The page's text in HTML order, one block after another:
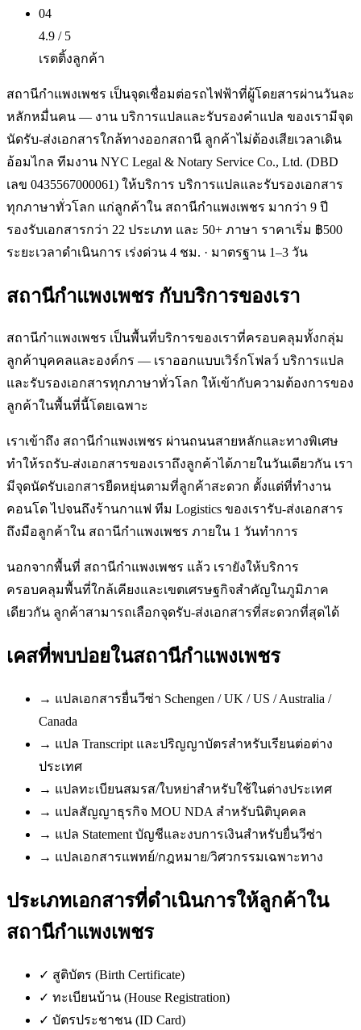
04
4.9 / 5
เรตติ้งลูกค้า
สถานีกำแพงเพชร เป็นจุดเชื่อมต่อรถไฟฟ้าที่ผู้โดยสารผ่านวันละ
หลักหมื่นคน — งาน บริการแปลและรับรองคำแปล ของเรามีจุด
นัดรับ-ส่งเอกสารใกล้ทางออกสถานี ลูกค้าไม่ต้องเสียเวลาเดิน
อ้อมไกล ทีมงาน NYC Legal & Notary Service Co., Ltd. (DBD
เลข 0435567000061) ให้บริการ บริการแปลและรับรองเอกสาร
ทุกภาษาทั่วโลก แก่ลูกค้าใน สถานีกำแพงเพชร มากว่า 9 ปี
รองรับเอกสารกว่า 22 ประเภท และ 50+ ภาษา ราคาเริ่ม ฿500
ระยะเวลาดำเนินการ เร่งด่วน 4 ชม. · มาตรฐาน 1–3 วัน
สถานีกำแพงเพชรกับบริการของเรา
สถานีกำแพงเพชร เป็นพื้นที่บริการของเราที่ครอบคลุมทั้งกลุ่ม
ลูกค้าบุคคลและองค์กร — เราออกแบบเวิร์กโฟลว์ บริการแปล
และรับรองเอกสารทุกภาษาทั่วโลก ให้เข้ากับความต้องการของ
ลูกค้าในพื้นที่นี้โดยเฉพาะ
เราเข้าถึง สถานีกำแพงเพชร ผ่านถนนสายหลักและทางพิเศษ
ทำให้รถรับ-ส่งเอกสารของเราถึงลูกค้าได้ภายในวันเดียวกัน เรา
มีจุดนัดรับเอกสารยืดหยุ่นตามที่ลูกค้าสะดวก ตั้งแต่ที่ทำงาน
คอนโด ไปจนถึงร้านกาแฟ ทีม Logistics ของเรารับ-ส่งเอกสาร
ถึงมือลูกค้าใน สถานีกำแพงเพชร ภายใน 1 วันทำการ
นอกจากพื้นที่ สถานีกำแพงเพชร แล้ว เรายังให้บริการ
ครอบคลุมพื้นที่ใกล้เคียงและเขตเศรษฐกิจสำคัญในภูมิภาค
เดียวกัน ลูกค้าสามารถเลือกจุดรับ-ส่งเอกสารที่สะดวกที่สุดได้
เคสที่พบบ่อยในสถานีกำแพงเพชร
→ แปลเอกสารยื่นวีซ่า Schengen / UK / US / Australia /
Canada
→ แปล Transcript และปริญญาบัตรสำหรับเรียนต่อต่าง
ประเทศ
→ แปลทะเบียนสมรส/ใบหย่าสำหรับใช้ในต่างประเทศ
→ แปลสัญญาธุรกิจ MOU NDA สำหรับนิติบุคคล
→ แปล Statement บัญชีและงบการเงินสำหรับยื่นวีซ่า
→ แปลเอกสารแพทย์/กฎหมาย/วิศวกรรมเฉพาะทาง
ประเภทเอกสารที่ดำเนินการให้ลูกค้าใน
สถานีกำแพงเพชร
✓ สูติบัตร (Birth Certificate)
✓ ทะเบียนบ้าน (House Registration)
✓ บัตรประชาชน (ID Card)